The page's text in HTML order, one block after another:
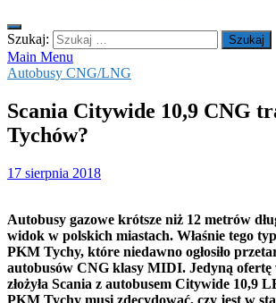
Szukaj:
Main Menu
Autobusy CNG/LNG
Scania Citywide 10,9 CNG
Tychów?
17 sierpnia 2018
Autobusy gazowe krótsze niż 12 metrów
widok w polskich miastach. Właśnie tego
PKM Tychy, które niedawno ogłosiło
autobusów CNG klasy MIDI. Jedyną ofertę
złożyła Scania z autobusem Citywide 10,9
PKM Tychy musi zdecydować, czy jest w